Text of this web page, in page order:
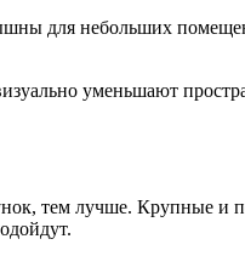
для небольших
уменьшают
тем лучше. Крупные и